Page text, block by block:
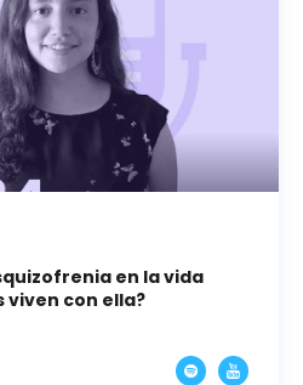
en la vida
viven con ella?